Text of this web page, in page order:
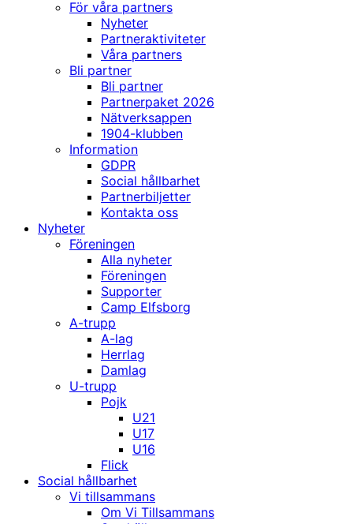
För våra partners
Nyheter
Partneraktiviteter
Våra partners
Bli partner
Bli partner
Partnerpaket 2026
Nätverksappen
1904-klubben
Information
GDPR
Social hållbarhet
Partnerbiljetter
Kontakta oss
Nyheter
Föreningen
Alla nyheter
Föreningen
Supporter
Camp Elfsborg
A-trupp
A-lag
Herrlag
Damlag
U-trupp
Pojk
U21
U17
U16
Flick
Social hållbarhet
Vi tillsammans
Om Vi Tillsammans